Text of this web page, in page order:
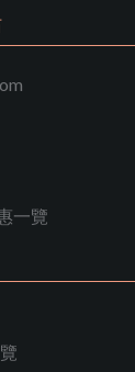
一覽